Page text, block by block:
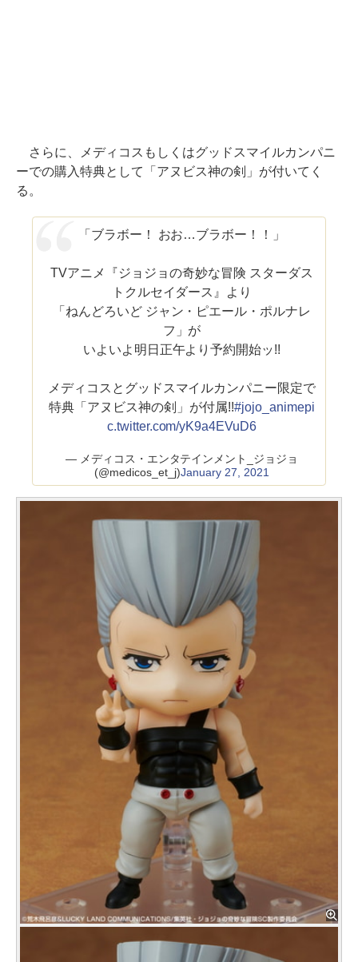
さらに、メディコスもしくはグッドスマイルカンパニ
ーでの購入特典として「アヌビス神の剣」が付いてく
る。
「ブラボー！ おお…ブラボー！！」
TVアニメ『ジョジョの奇妙な冒険 スターダス
トクルセイダース』より
「ねんどろいど ジャン・ピエール・ポルナレ
フ」が
いよいよ明日正午より予約開始ッ!!
メディコスとグッドスマイルカンパニー限定で
特典「アヌビス神の剣」が付属!!#jojo_animepi
c.twitter.com/yK9a4EVuD6
— メディコス・エンタテインメント_ジョジョ
(@medicos_et_j)January 27, 2021